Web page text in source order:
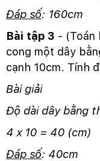
Đáp số: 160cm
Bài tập 3 - (Toán
cong một dây
cạnh 10cm. Tính
Bài giải
Độ dài dây bằng
4 x 10 = 40 (cm)
Đáp số: 40cm